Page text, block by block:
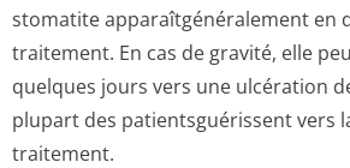
stomatite apparaîtgénéra­lement en
traitement. En cas de gravité, elle
quelques jours vers une ulcération
plupart des patientsguérissent vers
traitement.